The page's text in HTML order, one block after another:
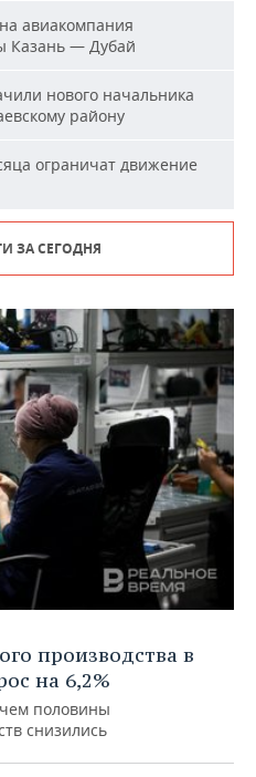
авиакомпания
Казань — Дубай
нового начальника
району
ограничат движение
ЗА СЕГОДНЯ
производства в
на 6,2%
половины
снизились